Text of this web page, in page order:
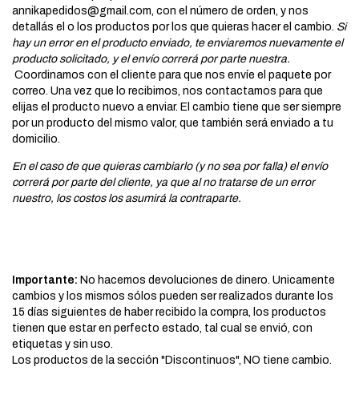
annikapedidos@gmail.com, con el número de orden, y nos
detallás el o los productos por los que quieras hacer el cambio. Si
hay un error en el producto enviado, te enviaremos nuevamente el
producto solicitado, y el envío correrá por parte nuestra.
Coordinamos con el cliente para que nos envíe el paquete por
correo. Una vez que lo recibimos, nos contactamos para que
elijas el producto nuevo a enviar. El cambio tiene que ser siempre
por un producto del mismo valor, que también será enviado a tu
domicilio.
En el caso de que quieras cambiarlo (y no sea por falla) el envío
correrá por parte del cliente, ya que al no tratarse de un error
nuestro, los costos los asumirá la contraparte.
Importante: No hacemos devoluciones de dinero. Unicamente
cambios y los mismos sólos pueden ser realizados durante los
15 días siguientes de haber recibido la compra, los productos
tienen que estar en perfecto estado, tal cual se envió, con
etiquetas y sin uso.
Los productos de la sección "Discontinuos", NO tiene cambio.